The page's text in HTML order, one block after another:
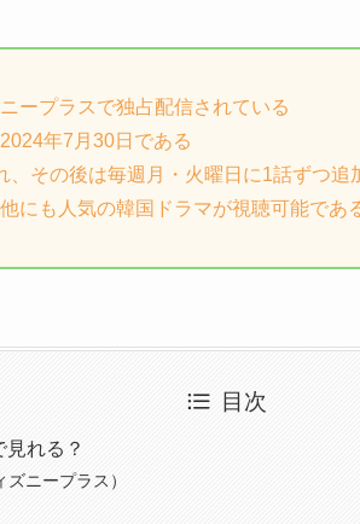
ープラスで独占配信されている
年7月30日である
、その後は毎週月・火曜日に1話ずつ追
にも人気の韓国ドラマが視聴可能であ
目次
れる？
ニープラス）